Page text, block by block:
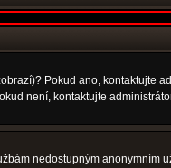
Pokud ano, kontaktujte
není, kontaktujte
nedostupným anonymním